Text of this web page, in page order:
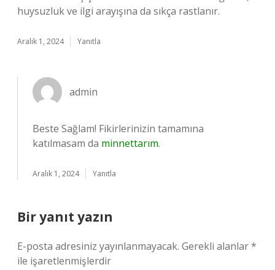
huysuzluk ve ilgi arayışına da sıkça rastlanır.
Aralık 1, 2024 Yanıtla
admin
Beste Sağlam! Fikirlerinizin tamamına
katılmasam da minnettarım.
Aralık 1, 2024 Yanıtla
Bir yanıt yazın
E-posta adresiniz yayınlanmayacak. Gerekli alanlar*
ile işaretlenmişlerdir